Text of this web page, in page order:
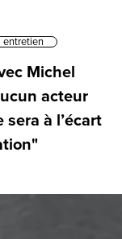
entretien
Michel
acteur
à l’écart